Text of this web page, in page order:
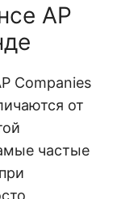
AP
Companies
от
частые